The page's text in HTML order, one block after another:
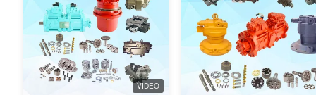
VIDEO